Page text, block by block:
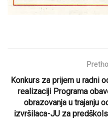
Konkurs za prijem u radni
realizaciji Programa
obrazovanja u trajanju
izvršilaca-JU za